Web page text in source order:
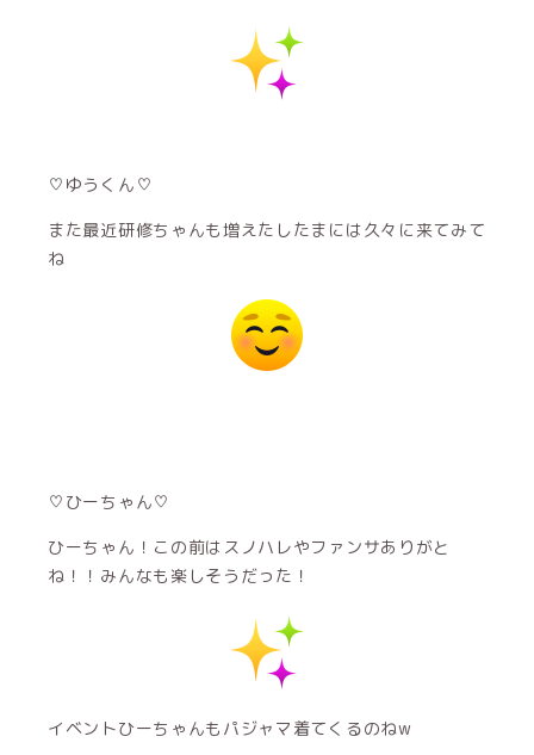
♡ゆうくん♡
また最近研修ちゃんも増えたしたまには久々に来てみて
ね
♡ひーちゃん♡
ひーちゃん！この前はスノハレやファンサありがと
ね！！みんなも楽しそうだった！
イベントひーちゃんもパジャマ着てくるのねw